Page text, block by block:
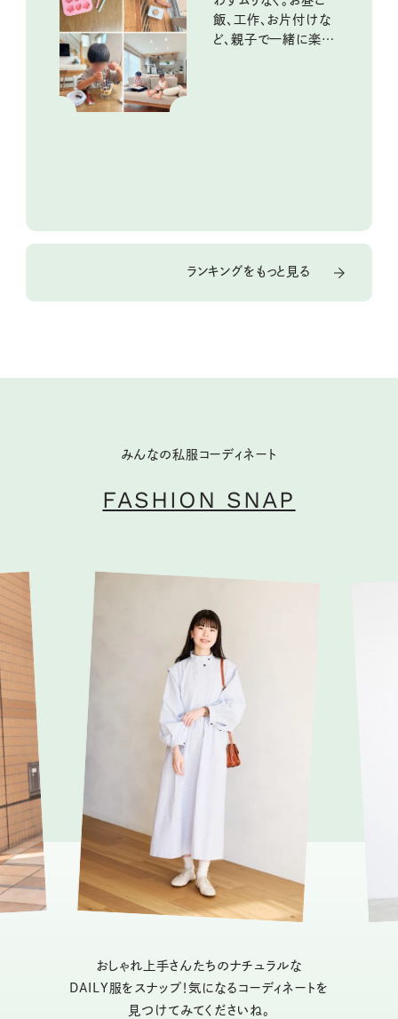
飯、工作、お片付けな
ど、親子で一緒に楽し
ランキングをもっと見る
みんなの私服コーディネート
FASHION SNAP
おしゃれ上手さんたちのナチュラルな
DAILY服をスナップ！気になるコーディネートを
見つけてみてくださいね。